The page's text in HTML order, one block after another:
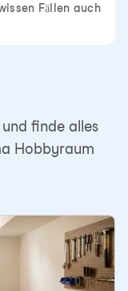
Fällen auch
finde alles
Hobbyraum